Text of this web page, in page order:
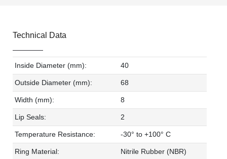
Technical Data
Inside Diameter (mm): 40
Outside Diameter (mm): 68
Width (mm): 8
Lip Seals: 2
Temperature Resistance: -30° to +100° C
Ring Material: Nitrile Rubber (NBR)